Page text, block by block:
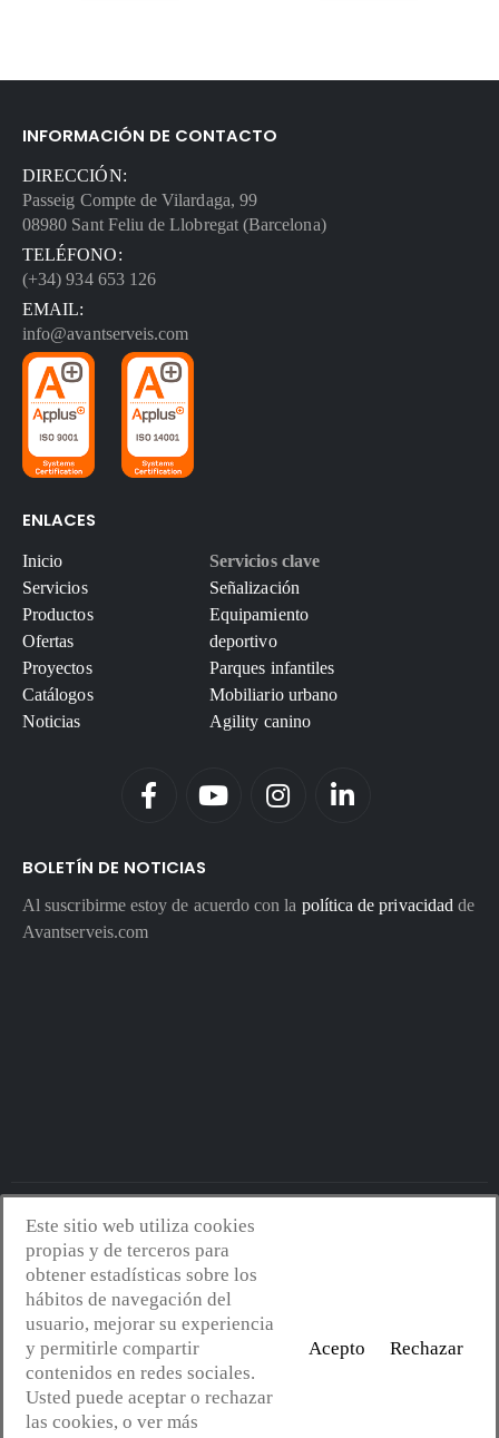
INFORMACIÓN DE CONTACTO
DIRECCIÓN:
Passeig Compte de Vilardaga, 99
08980 Sant Feliu de Llobregat (Barcelona)
TELÉFONO:
(+34) 934 653 126
EMAIL:
info@avantserveis.com
ENLACES
Inicio
Servicios
Productos
Ofertas
Proyectos
Catálogos
Noticias
Servicios clave
Señalización
Equipamiento
deportivo
Parques infantiles
Mobiliario urbano
Agility canino
BOLETÍN DE NOTICIAS
Al suscribirme estoy de acuerdo con la política de privacidad de
Avantserveis.com
Avantserveis.com -Aviso legal - GDPR
Política de cookies-Política de calidad y medio ambiente
web:Mejorconweb
Este sitio web utiliza cookies
propias y de terceros para
obtener estadísticas sobre los
hábitos de navegación del
usuario, mejorar su experiencia
y permitirle compartir
contenidos en redes sociales.
Usted puede aceptar o rechazar
las cookies, o ver más
Acepto Rechazar